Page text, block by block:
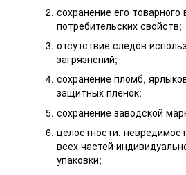
сохранение его товарного
потребительских свойств;
отсутствие следов
загрязнений;
сохранение пломб,
защитных пленок;
сохранение заводской
целостности,
всех частей
упаковки;